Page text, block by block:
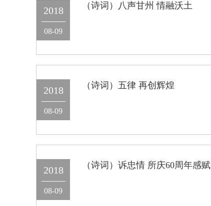
2018
08-09
（诗词）八声甘州 情融沃土
2018
08-09
（诗词）五律 再创辉煌
2018
08-09
（诗词）诉忠情 所庆60周年感赋